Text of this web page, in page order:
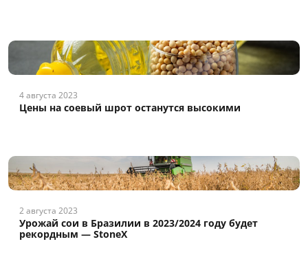
4 августа 2023
Цены на соевый шрот останутся высокими
2 августа 2023
Урожай сои в Бразилии в 2023/2024 году будет
рекордным — StoneX